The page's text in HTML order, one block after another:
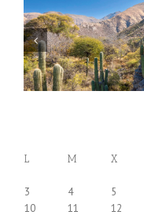
L M X
3
4 5
10
11 12